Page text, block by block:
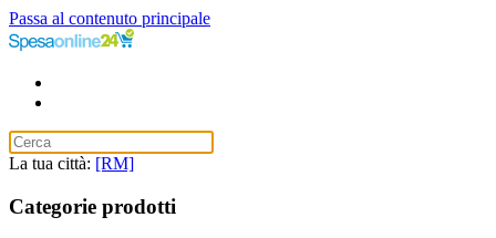
Passa al contenuto principale
La tua città: [RM]
Categorie prodotti